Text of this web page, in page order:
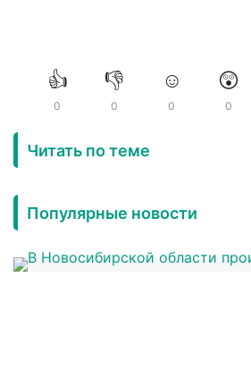
👍
0
👎
0
☺️
0
😲
0
Читать по теме
Популярные новости